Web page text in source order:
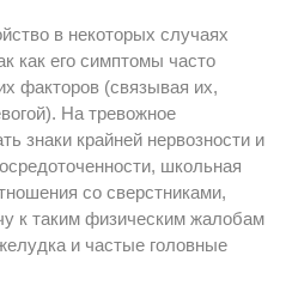
в некоторых случаях
как его симптомы часто
факторов (связывая их,
На тревожное
знаки крайней нервозности и
школьная
со сверстниками,
к таким физическим жалобам
и частые головные